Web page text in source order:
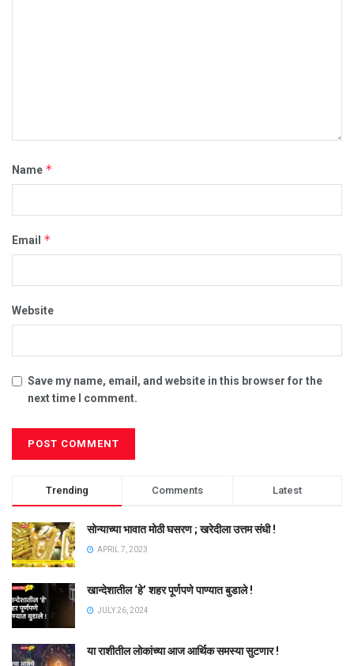
Name *
Email *
Website
Save my name, email, and website in this browser for the
next time I comment.
Trending Comments Latest
सोन्याच्या भावात मोठी घसरण ; खरेदीला उत्तम संधी !
APRIL 7, 2023
खान्देशातील ‘हे’ शहर पूर्णपणे पाण्यात बुडाले !
JULY 26, 2024
या राशीतील लोकांच्या आज आर्थिक समस्या सुटणार !